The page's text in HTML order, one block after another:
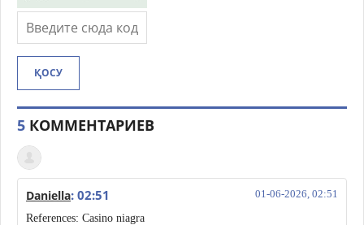
ҚОСУ
5 КОММЕНТАРИЕВ
Daniella 01-06-2026, 02:51
: 02:51
References: Casino niagra